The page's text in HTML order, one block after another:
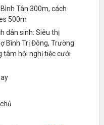
Tân 300m, cách
500m
dân sinh: Siêu thị
Bình Trị Đông, Trường
tâm hội nghị tiệc cưới